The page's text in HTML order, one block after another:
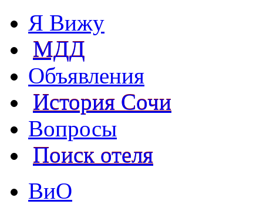
Я Вижу
МДД
Объявления
История Сочи
Вопросы
Поиск отеля
ВиО